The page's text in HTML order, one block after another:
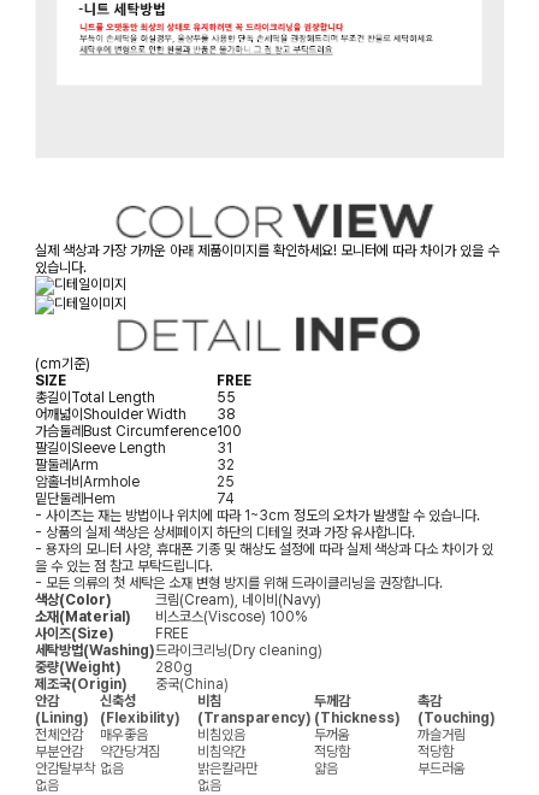
실제 색상과 가장 가까운 아래 제품이미지를 확인하세요! 모니터에 따라 차이가 있을 수
있습니다.
(cm기준)
SIZE
FREE
총길이 Total Length
55
어깨넓이 Shoulder Width
38
가슴둘레 Bust Circumference100
팔길이 Sleeve Length
31
팔둘레 Arm
32
암홀너비 Armhole
25
밑단둘레 Hem
74
- 사이즈는 재는 방법이나 위치에 따라 1~3cm 정도의 오차가 발생할 수 있습니다.
- 상품의 실제 색상은 상세페이지 하단의 디테일 컷과 가장 유사합니다.
- 용자의 모니터 사양, 휴대폰 기종 및 해상도 설정에 따라 실제 색상과 다소 차이가 있
을 수 있는 점 참고 부탁드립니다.
- 모든 의류의 첫 세탁은 소재 변형 방지를 위해 드라이클리닝을 권장합니다.
색상(Color)
크림(Cream), 네이비(Navy)
소재(Material)
비스코스(Viscose) 100%
사이즈(Size)
FREE
세탁방법(Washing)드라이크리닝(Dry cleaning)
중량(Weight)
280g
제조국(Origin)
중국(China)
안감
(Lining)
신축성
(Flexibility)
비침
(Transparency)
두께감
(Thickness)
촉감
(Touching)
전체안감
매우좋음 비침있음 두꺼움
까슬거림
부분안감
약간당겨짐 비침약간 적당함
적당함
안감탈부착 없음 밝은칼라만 얇음
부드러움
없음
없음